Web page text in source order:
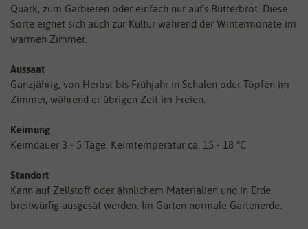
Quark, zum Garbieren oder einfach nur auf´s Butterbrot. Diese
Sorte eignet sich auch zur Kultur während der Wintermonate im
warmen Zimmer.
Aussaat
Ganzjährig, von Herbst bis Frühjahr in Schalen oder Töpfen im
Zimmer, während er übrigen Zeit im Freien.
Keimung
Keimdauer 3 - 5 Tage. Keimtemperatur ca. 15 - 18 °C
Standort
Kann auf Zellstoff oder ähnlichem Materialien und in Erde
breitwürfig ausgesät werden. Im Garten normale Gartenerde.